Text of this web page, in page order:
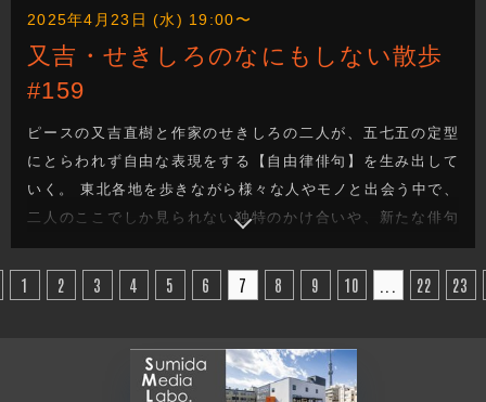
2025年4月23日 (水) 19:00〜
又吉・せきしろのなにもしない散歩
#159
ピースの又吉直樹と作家のせきしろの二人が、五七五の定型
にとらわれず自由な表現をする【自由律俳句】を生み出して
いく。 東北各地を歩きながら様々な人やモノと出会う中で、
二人のここでしか見られない独特のかけ合いや、新たな俳句
を生み出す姿は必見です。 今回は福島県郡山市をブラリ旅。
果たしてどんな自由律俳句が生まれるのか！？ ますや本店、
こおりやま文学の森資料館、ほか。
1 2 3 4 5 6 7 8 9 10 22 23